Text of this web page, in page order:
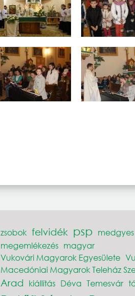
zsobok felvidék psp medgyes
megemlékezés magyar
Vukovári Magyarok Egyesülete
Macedóniai Magyarok Teleház
Arad kiállítás Déva Temesvár